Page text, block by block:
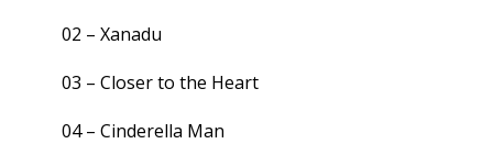
02 – Xanadu
03 – Closer to the Heart
04 – Cinderella Man